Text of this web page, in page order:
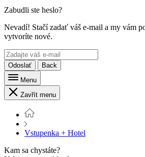
Zabudli ste heslo?
Nevadí! Stačí zadať váš e-mail a my vám
vytvoríte nové.
Odoslať
Back
Menu
Zavřít menu
Vstupenka + Hotel
Kam sa chystáte?